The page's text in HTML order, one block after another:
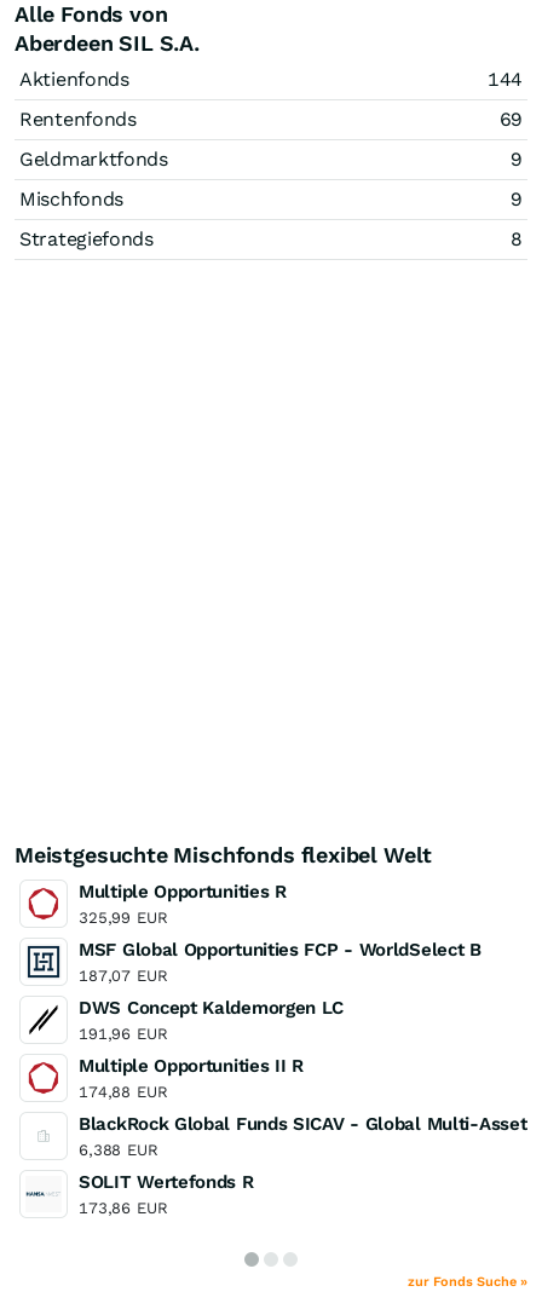
Alle Fonds von
Aberdeen SIL S.A.
Aktienfonds
144
Rentenfonds
69
Geldmarktfonds
9
Mischfonds
9
Strategiefonds
8
Meistgesuchte Mischfonds flexibel Welt
Multiple Opportunities R
325,99 EUR
MSF Global Opportunities FCP - WorldSelect B
187,07 EUR
DWS Concept Kaldemorgen LC
191,96 EUR
Multiple Opportunities II R
174,88 EUR
BlackRock Global Funds SICAV - Global Multi-Asset
6,388 EUR
SOLIT Wertefonds R
173,86 EUR
zur Fonds Suche »